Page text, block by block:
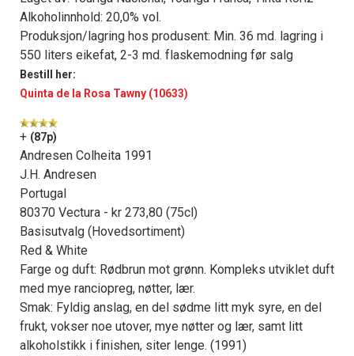
Alkoholinnhold: 20,0% vol.
Produksjon/lagring hos produsent: Min. 36 md. lagring i
550 liters eikefat, 2-3 md. flaskemodning før salg
Bestill her:
Quinta de la Rosa Tawny (10633)
+ (87p)
Andresen Colheita 1991
J.H. Andresen
Portugal
80370 Vectura - kr 273,80 (75cl)
Basisutvalg (Hovedsortiment)
Red & White
Farge og duft: Rødbrun mot grønn. Kompleks utviklet duft
med mye ranciopreg, nøtter, lær.
Smak: Fyldig anslag, en del sødme litt myk syre, en del
frukt, vokser noe utover, mye nøtter og lær, samt litt
alkoholstikk i finishen, siter lenge. (1991)